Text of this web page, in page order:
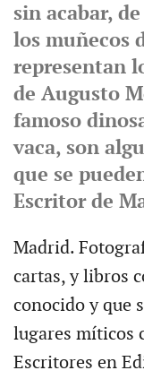
sin acabar,
los muñecos
representan
de Augusto
famoso
vaca, son
que se
Escritor de
Madrid.
cartas, y libros
conocido y que
lugares míticos
Escritores en